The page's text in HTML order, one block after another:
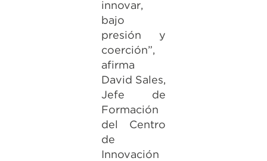
innovar,
bajo
presión y
coerción”,
afirma
David Sales,
Jefe de
Formación
del Centro
de
Innovación